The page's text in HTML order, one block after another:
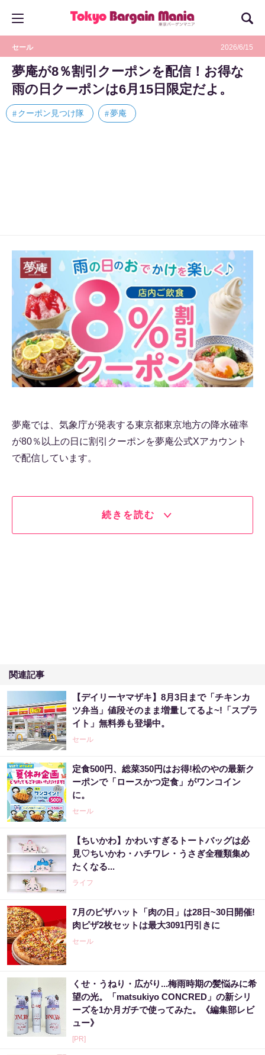
セール 2026/6/15
夢庵が8％割引クーポンを配信！お得な
雨の日クーポンは6月15日限定だよ。
クーポン見つけ隊 夢庵
夢庵では、気象庁が発表する東京都東京地方の降水確率
が80％以上の日に割引クーポンを夢庵公式Xアカウント
で配信しています。
続きを読む
関連記事
【デイリーヤマザキ】8月3日まで「チキンカ
ツ弁当」値段そのまま増量してるよ~!「スプラ
イト」無料券も登場中。
セール
定食500円、総菜350円はお得!松のやの最新ク
ーポンで「ロースかつ定食」がワンコイン
に。
セール
【ちいかわ】かわいすぎるトートバッグは必
見♡ちいかわ・ハチワレ・うさぎ全種類集め
たくなる...
ライフ
7月のピザハット「肉の日」は28日~30日開催!
肉ピザ2枚セットは最大3091円引きに
セール
くせ・うねり・広がり...梅雨時期の髪悩みに希
望の光。「matsukiyo CONCRED」の新シリ
ーズを1か月ガチで使ってみた。《編集部レビ
ュー》
[PR]